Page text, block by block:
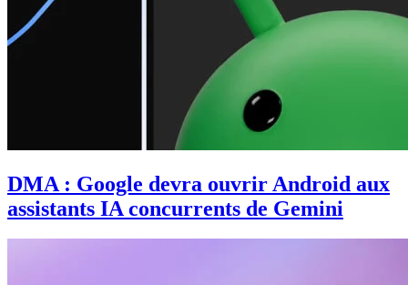
DMA : Google devra ouvrir Android aux
assistants IA concurrents de Gemini